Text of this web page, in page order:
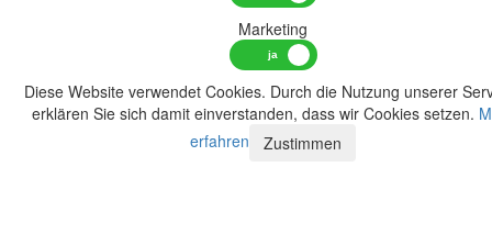
Marketing
Diese Website verwendet Cookies. Durch die Nutzung unserer
erklären Sie sich damit einverstanden, dass wir Cookies setzen.
erfahren
Zustimmen